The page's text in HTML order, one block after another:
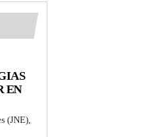
EN
(JNE),